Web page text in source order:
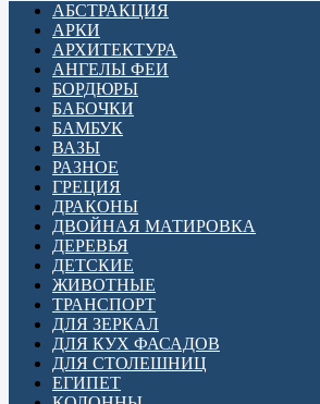
АБСТРАКЦИЯ
АРКИ
АРХИТЕКТУРА
АНГЕЛЫ ФЕИ
БОРДЮРЫ
БАБОЧКИ
БАМБУК
ВАЗЫ
РАЗНОЕ
ГРЕЦИЯ
ДРАКОНЫ
ДВОЙНАЯ МАТИРОВКА
ДЕРЕВЬЯ
ДЕТСКИЕ
ЖИВОТНЫЕ
ТРАНСПОРТ
ДЛЯ ЗЕРКАЛ
ДЛЯ КУХ ФАСАДОВ
ДЛЯ СТОЛЕШНИЦ
ЕГИПЕТ